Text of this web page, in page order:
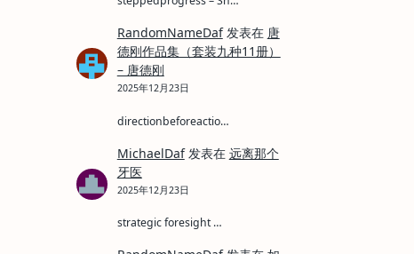
RandomNameDaf发表在 唐
德刚作品集（套装九种11册）
– 唐德刚
2025年12月23日
directionbeforeactio…
MichaelDaf发表在 远离那个
牙医
2025年12月23日
strategic foresight …